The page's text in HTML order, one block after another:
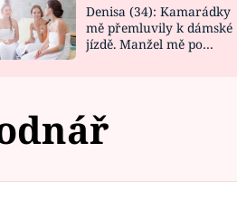
Denisa (34): Kamarádky
mě přemluvily k dámské
jízdě. Manžel mě po